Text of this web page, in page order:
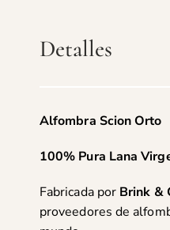
Detalles
Alfombra Scion Orto
100% Pura Lana
Fabricada por Brink &
proveedores de